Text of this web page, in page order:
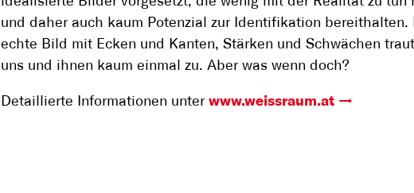
und daher auch kaum Potenzial zur Identifikation bereithalten.
echte Bild mit Ecken und Kanten, Stärken und Schwächen
uns und ihnen kaum einmal zu. Aber was wenn doch?
Detaillierte Informationen unter www.weissraum.at